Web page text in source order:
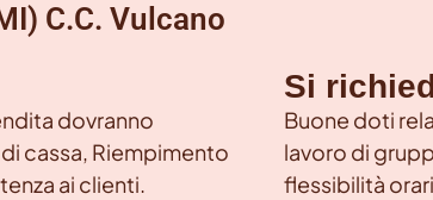
C.C. Vulcano
dovranno
cassa, Riempimento
ai clienti.
Si
Buone doti
lavoro di
flessibilità